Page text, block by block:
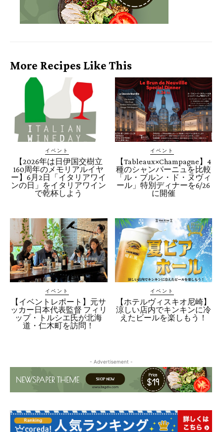
More Recipes Like This
イベント
【2026年は日伊国交樹立
160周年のメモリアルイヤ
ー】6月2日「イタリアワイ
ンの日」をイタリアワイン
で乾杯しよう
イベント
【Tableaux×Champagne】4
種のシャンパーニュを比較
「ル・ブルン・ド・ヌヴィ
ール」特別ディナーを6/26
に開催
イベント
【イベントレポート】元サ
ッカー日本代表監督 フィリ
ップ・トルシエ氏が北海
道・仁木町を訪問！
イベント
【ホテルヴィスキオ尼崎】
涼しい店内でキンキンに冷
えたビールを楽しもう！
- Advertisement -